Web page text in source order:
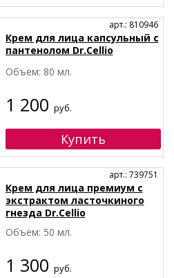
арт.: 810946
Крем для лица капсульный с
пантенолом Dr.Cellio
Объем: 80 мл.
1 200 руб.
арт.: 739751
Крем для лица премиум с
экстрактом ласточкиного
гнезда Dr.Cellio
Объем: 50 мл.
1 300 руб.